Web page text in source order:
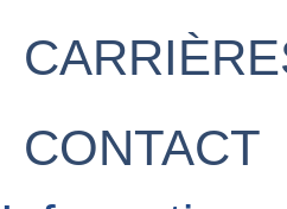
CONTACT